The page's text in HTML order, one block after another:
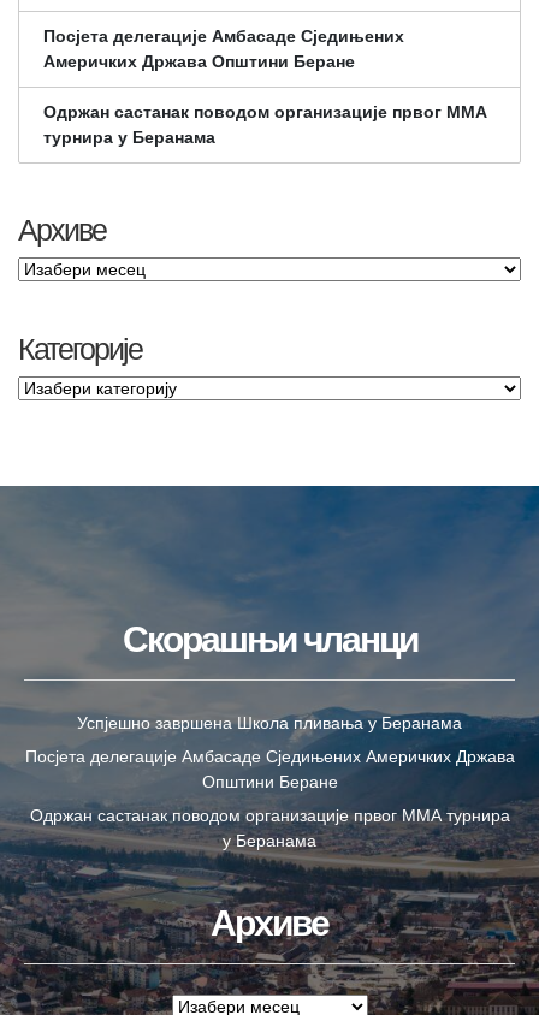
Посјета делегације Амбасаде Сједињених
Америчких Држава Општини Беране
Одржан састанак поводом организације првог ММА
турнира у Беранама
Архиве
Категорије
Скорашњи чланци
Успјешно завршена Школа пливања у Беранама
Посјета делегације Амбасаде Сједињених Америчких Држава
Општини Беране
Одржан састанак поводом организације првог ММА турнира
у Беранама
Архиве